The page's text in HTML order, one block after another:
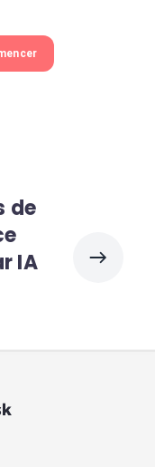
de
IA